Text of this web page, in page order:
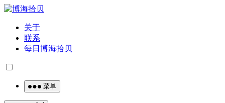
关于
联系
每日博海拾贝
菜单